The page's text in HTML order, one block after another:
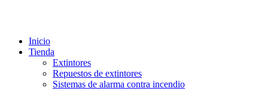
Inicio
Tienda
Extintores
Repuestos de extintores
Sistemas de alarma contra incendio